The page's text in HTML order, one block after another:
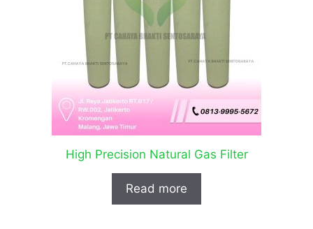
High Precision Natural Gas Filter
Read more